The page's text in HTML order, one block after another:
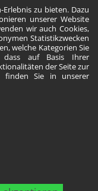
zu bieten. Dazu
unserer Website
wir auch Cookies,
Statistikzwecken
welche Kategorien Sie
dass auf Basis Ihrer
der Seite zur
finden Sie in unserer